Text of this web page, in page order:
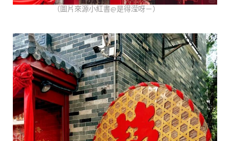
（圖片來源小紅書@是得滢呀－）